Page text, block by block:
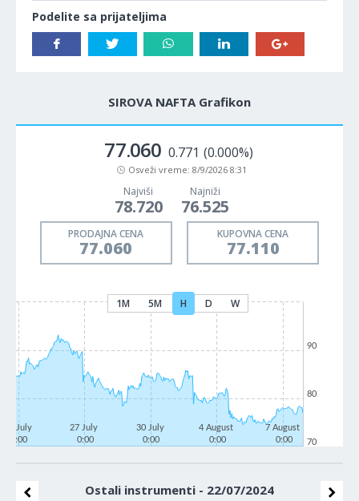
Podelite sa prijateljima
SIROVA NAFTA Grafikon
77.060 0.771 (0.000%)
Osveži vreme: 8/9/2026 8:31
Najviši
78.720
Najniži
76.525
PRODAJNA CENA
77.060
KUPOVNA CENA
77.110
1M 5M H D W
22 July
0:00
27 July
0:00
30 July
0:00
4 August
0:00
7 August
0:00
70
80
90
Ostali instrumenti - 22/07/2024